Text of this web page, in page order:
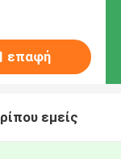
επαφή
εμείς